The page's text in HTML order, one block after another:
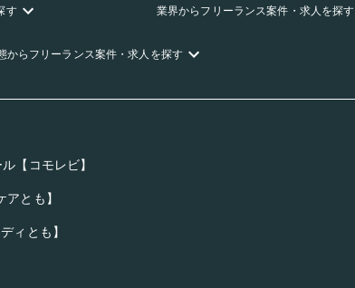
す 業界からフリーランス案件・求人を探す
からフリーランス案件・求人を探す
【コモレビ】
とも】
ィとも】